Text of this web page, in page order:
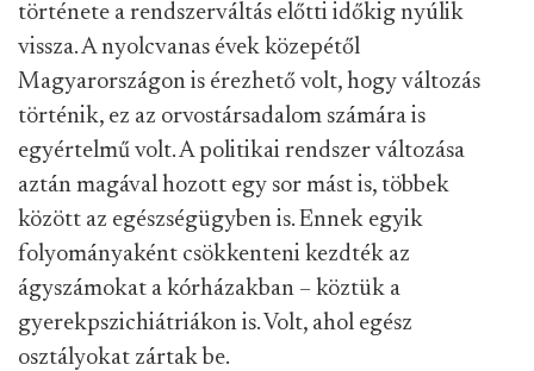
története a rendszerváltás előtti időkig nyúlik
vissza. A nyolcvanas évek közepétől
Magyarországon is érezhető volt, hogy változás
történik, ez az orvostársadalom számára is
egyértelmű volt. A politikai rendszer változása
aztán magával hozott egy sor mást is, többek
között az egészségügyben is. Ennek egyik
folyományaként csökkenteni kezdték az
ágyszámokat a kórházakban – köztük a
gyerekpszichiátriákon is. Volt, ahol egész
osztályokat zártak be.